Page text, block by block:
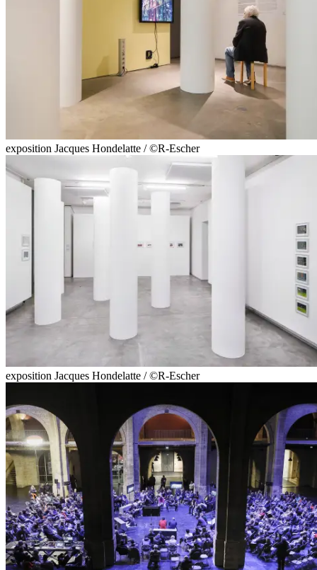
exposition Jacques Hondelatte / ©R-Escher
exposition Jacques Hondelatte / ©R-Escher